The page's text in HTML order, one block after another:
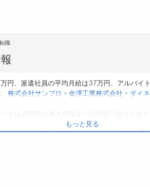
転職支援サービスについて
職
、派遣社員の平均月給は37万円、アルバイ
株式会社サンプロ ・ 金澤工業株式会社 ・ ダイ
けでなく、第二新卒から50代・60代以上の
みてくださいね。
もっと見る